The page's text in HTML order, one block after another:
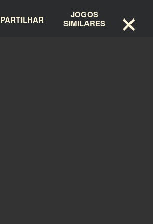
PARTILHAR JOGOS
SIMILARES ×